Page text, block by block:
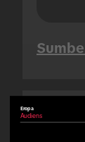
Eropa
Audiens